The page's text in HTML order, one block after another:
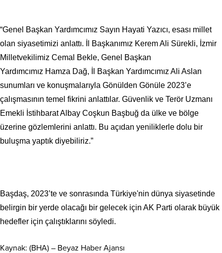
“Genel Başkan Yardımcımız Sayın Hayati Yazıcı, esası millet
olan siyasetimizi anlattı. İl Başkanımız Kerem Ali Sürekli, İzmir
Milletvekilimiz Cemal Bekle, Genel Başkan
Yardımcımız Hamza Dağ, İl Başkan Yardımcımız Ali Aslan
sunumları ve konuşmalarıyla Gönülden Gönüle 2023’e
çalışmasının temel fikrini anlattılar. Güvenlik ve Terör Uzmanı
Emekli İstihbarat Albay Coşkun Başbuğ da ülke ve bölge
üzerine gözlemlerini anlattı. Bu açıdan yeniliklerle dolu bir
buluşma yaptık diyebiliriz.”
Başdaş, 2023’te ve sonrasında Türkiye'nin dünya siyasetinde
belirgin bir yerde olacağı bir gelecek için AK Parti olarak büyük
hedefler için çalıştıklarını söyledi.
Kaynak: (BHA) – Beyaz Haber Ajansı